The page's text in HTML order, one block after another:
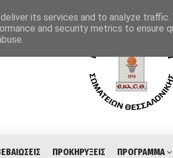
ΠΡΟΚΗΡΥΞΕΙΣ ΠΡΟΓΡΑΜΜΑ
its services and to analyze traffic.
and security metrics to ensure